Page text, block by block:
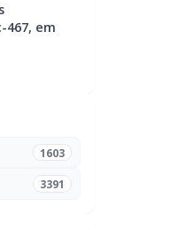
467, em
1603
3391